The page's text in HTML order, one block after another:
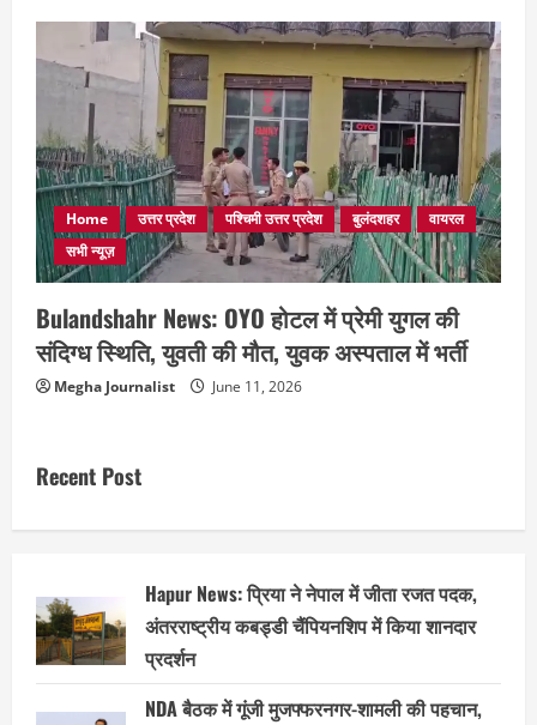
Home उत्तर प्रदेश पश्चिमी उत्तर प्रदेश बुलंदशहर
वायरल
सभी न्यूज़
Bulandshahr News: OYO होटल में प्रेमी युगल की
संदिग्ध स्थिति, युवती की मौत, युवक अस्पताल में भर्ती
Megha Journalist June 11, 2026
Recent Post
Hapur News: प्रिया ने नेपाल में जीता रजत पदक,
अंतरराष्ट्रीय कबड्डी चैंपियनशिप में किया शानदार
प्रदर्शन
NDA बैठक में गूंजी मुजफ्फरनगर-शामली की पहचान,